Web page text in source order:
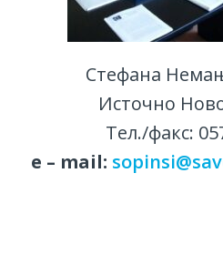
Стефана
Источно
Тел./факс:
е – mail: